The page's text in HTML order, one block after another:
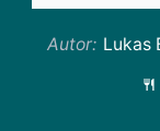
Autor: Lukas